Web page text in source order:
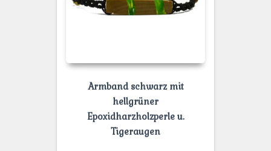
Armband schwarz mit
hellgrüner
Epoxidharzholzperle u.
Tigeraugen